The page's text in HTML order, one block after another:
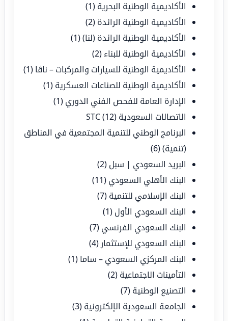
الأكاديمية الوطنية البحرية (1)
الأكاديمية الوطنية الرائدة (2)
الأكاديمية الوطنية الرائدة (لنا)(1)
الأكاديمية الوطنية للبناء (2)
الأكاديمية الوطنية للسيارات والمركبات – ناڤا (1)
الأكاديمية الوطنية للصناعات العسكرية (1)
الإدارة العامة للفحص الفني الدوري (1)
الاتصالات السعودية STC (12)
البرنامج الوطني للتنمية المجتمعية في المناطق
(تنمية)(6)
البريد السعودي | سبل (2)
البنك الأهلي السعودي (11)
البنك الإسلامي للتنمية (7)
البنك السعودي الأول (1)
البنك السعودي الفرنسي (7)
البنك السعودي للإستثمار (4)
البنك المركزي السعودي – ساما (1)
التأمينات الاجتماعية (2)
التصنيع الوطنية (7)
الجامعة السعودية الإلكترونية (3)